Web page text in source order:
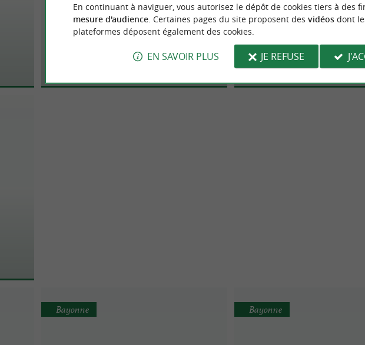
La Galerie de l'Orbe - Jean Bruno
Lafouresse
Atelier de restauration &
Artisanat d'Art
Bayonne Bayonne
En continuant à naviguer, vous autorisez le dépôt de cookies tiers à des
mesure d'audience. Certaines pages du site proposent des vidéosdont
plateformes déposent également des cookies.
EN SAVOIR PLUS JE REFUSE